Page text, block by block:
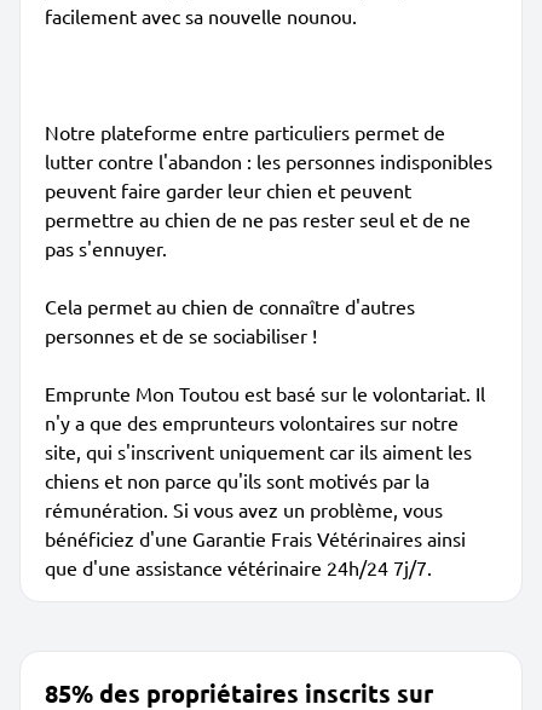
facilement avec sa nouvelle nounou.
Notre plateforme entre particuliers permet de
lutter contre l'abandon : les personnes indisponibles
peuvent faire garder leur chien et peuvent
permettre au chien de ne pas rester seul et de ne
pas s'ennuyer.
Cela permet au chien de connaître d'autres
personnes et de se sociabiliser !
Emprunte Mon Toutou est basé sur le volontariat. Il
n'y a que des emprunteurs volontaires sur notre
site, qui s'inscrivent uniquement car ils aiment les
chiens et non parce qu'ils sont motivés par la
rémunération. Si vous avez un problème, vous
bénéficiez d'une Garantie Frais Vétérinaires ainsi
que d'une assistance vétérinaire 24h/24 7j/7.
85% des propriétaires inscrits sur